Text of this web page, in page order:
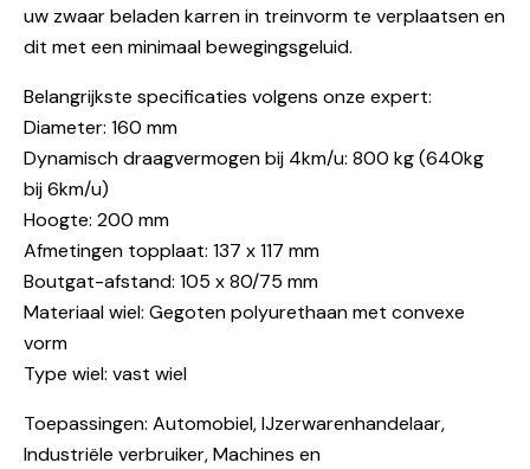
uw zwaar beladen karren in treinvorm te verplaatsen en
dit met een minimaal bewegingsgeluid.
Belangrijkste specificaties volgens onze expert:
Diameter: 160 mm
Dynamisch draagvermogen bij 4km/u: 800 kg (640kg
bij 6km/u)
Hoogte: 200 mm
Afmetingen topplaat: 137 x 117 mm
Boutgat-afstand: 105 x 80/75 mm
Materiaal wiel: Gegoten polyurethaan met convexe
vorm
Type wiel: vast wiel
Toepassingen: Automobiel, IJzerwarenhandelaar,
Industriële verbruiker, Machines en